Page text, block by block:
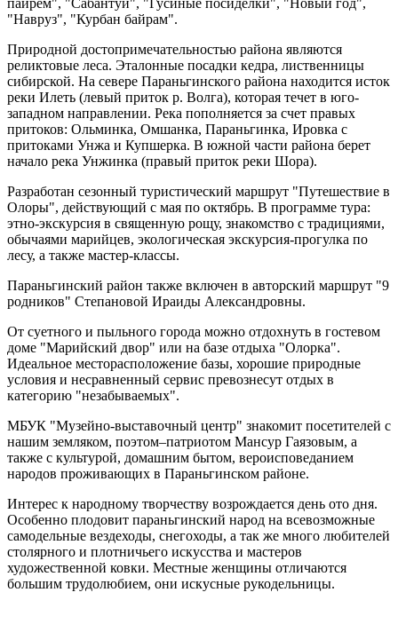
"Навруз", "Курбан байрам".
Природной достопримечательностью района являются
реликтовые леса. Эталонные посадки кедра, лиственницы
сибирской. На севере Параньгинского района находится исток
реки Илеть (левый приток р. Волга), которая течет в юго-
западном направлении. Река пополняется за счет правых
притоков: Ольминка, Омшанка, Параньгинка, Ировка с
притоками Унжа и Купшерка. В южной части района берет
начало река Унжинка (правый приток реки Шора).
Разработан сезонный туристический маршрут "Путешествие в
Олоры", действующий с мая по октябрь. В программе тура:
этно-экскурсия в священную рощу, знакомство с традициями,
обычаями марийцев, экологическая экскурсия-прогулка по
лесу, а также мастер-классы.
Параньгинский район также включен в авторский маршрут "9
родников" Степановой Ираиды Александровны.
От суетного и пыльного города можно отдохнуть в гостевом
доме "Марийский двор" или на базе отдыха "Олорка".
Идеальное месторасположение базы, хорошие природные
условия и несравненный сервис превознесут отдых в
категорию "незабываемых".
МБУК "Музейно-выставочный центр" знакомит посетителей с
нашим земляком, поэтом–патриотом Мансур Гаязовым, а
также с культурой, домашним бытом, вероисповеданием
народов проживающих в Параньгинском районе.
Интерес к народному творчеству возрождается день ото дня.
Особенно плодовит параньгинский народ на всевозможные
самодельные вездеходы, снегоходы, а так же много любителей
столярного и плотничьего искусства и мастеров
художественной ковки. Местные женщины отличаются
большим трудолюбием, они искусные рукодельницы.